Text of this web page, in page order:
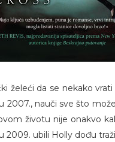
želeći da se nekako
2007., nauči sve što
životu nije onakvo
2009. ubili Holly dođu